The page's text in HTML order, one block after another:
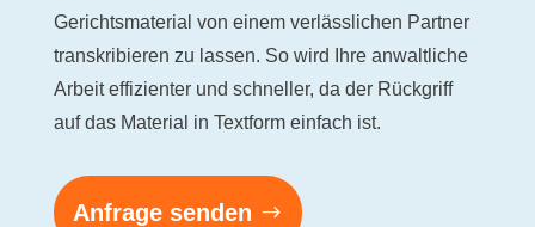
Gerichtsmaterial von einem verlässlichen Partner
transkribieren zu lassen. So wird Ihre anwaltliche
Arbeit effizienter und schneller, da der Rückgriff
auf das Material in Textform einfach ist.
Anfrage senden